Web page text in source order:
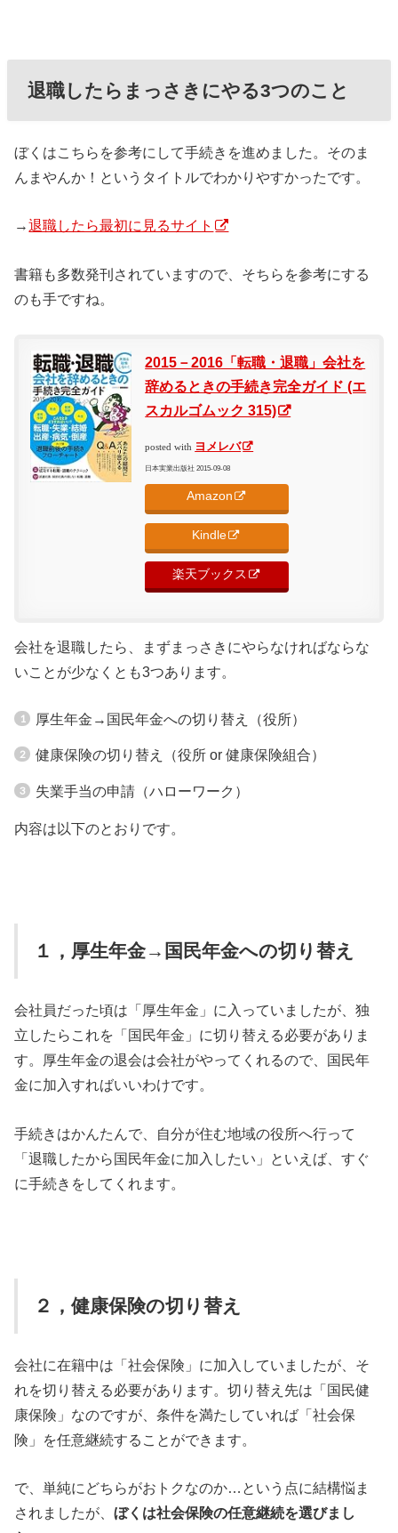
退職したらまっさきにやる3つのこと
ぼくはこちらを参考にして手続きを進めました。そのま
んまやんか！というタイトルでわかりやすかったです。
→退職したら最初に見るサイト
書籍も多数発刊されていますので、そちらを参考にする
のも手ですね。
2015－2016「転職・退職」会社を
辞めるときの手続き完全ガイド (エ
スカルゴムック 315)
posted with ヨメレバ
日本実業出版社 2015-09-08
Amazon
Kindle
楽天ブックス
会社を退職したら、まずまっさきにやらなければならな
いことが少なくとも3つあります。
厚生年金→国民年金への切り替え（役所）
健康保険の切り替え（役所 or 健康保険組合）
失業手当の申請（ハローワーク）
内容は以下のとおりです。
１，厚生年金→国民年金への切り替え
会社員だった頃は「厚生年金」に入っていましたが、独
立したらこれを「国民年金」に切り替える必要がありま
す。厚生年金の退会は会社がやってくれるので、国民年
金に加入すればいいわけです。
手続きはかんたんで、自分が住む地域の役所へ行って
「退職したから国民年金に加入したい」といえば、すぐ
に手続きをしてくれます。
２，健康保険の切り替え
会社に在籍中は「社会保険」に加入していましたが、そ
れを切り替える必要があります。切り替え先は「国民健
康保険」なのですが、条件を満たしていれば「社会保
険」を任意継続することができます。
で、単純にどちらがおトクなのか…という点に結構悩ま
されましたが、ぼくは社会保険の任意継続を選びまし